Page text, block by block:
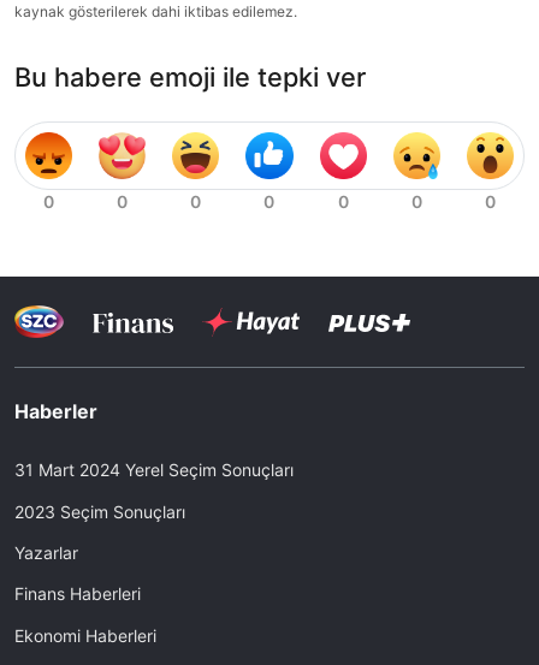
kaynak gösterilerek dahi iktibas edilemez.
Bu habere emoji ile tepki ver
Haberler
31 Mart 2024 Yerel Seçim Sonuçları
2023 Seçim Sonuçları
Yazarlar
Finans Haberleri
Ekonomi Haberleri